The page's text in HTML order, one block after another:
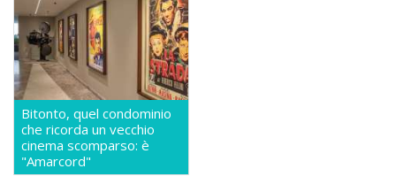
Bitonto, quel condominio
che ricorda un vecchio
cinema scomparso: è
"Amarcord"